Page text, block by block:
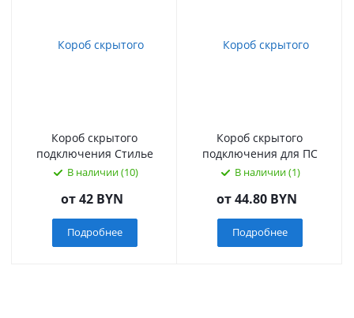
Короб скрытого
подключения Стилье
В наличии (10)
от42 BYN
Подробнее
Короб скрытого
подключения для ПС
В наличии (1)
от44.80 BYN
Подробнее